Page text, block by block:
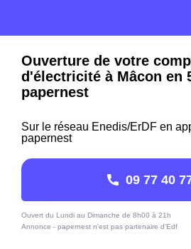
Ouverture de votre
d'électricité à Mâcon en
papernest
Sur le réseau Enedis/ErDF en
papernest
09 77 40
Ouvert du Lundi au Dimanche de 8h00 à 21h
Annonce - papernest n'est pas partenaire d'Edf